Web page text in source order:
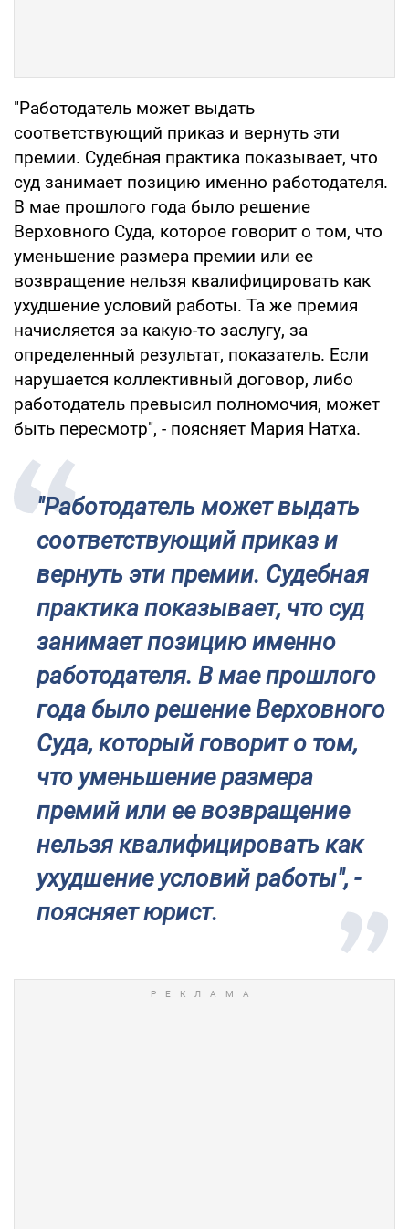
"Работодатель может выдать
соответствующий приказ и вернуть эти
премии. Судебная практика показывает, что
суд занимает позицию именно работодателя.
В мае прошлого года было решение
Верховного Суда, которое говорит о том, что
уменьшение размера премии или ее
возвращение нельзя квалифицировать как
ухудшение условий работы. Та же премия
начисляется за какую-то заслугу, за
определенный результат, показатель. Если
нарушается коллективный договор, либо
работодатель превысил полномочия, может
быть пересмотр", - поясняет Мария Натха.
"Работодатель может выдать
соответствующий приказ и
вернуть эти премии. Судебная
практика показывает, что суд
занимает позицию именно
работодателя. В мае прошлого
года было решение Верховного
Суда, который говорит о том,
что уменьшение размера
премий или ее возвращение
нельзя квалифицировать как
ухудшение условий работы", -
поясняет юрист.